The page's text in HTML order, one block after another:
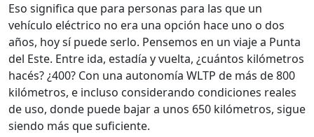
Eso significa que para personas para las que un
vehículo eléctrico no era una opción hace uno o dos
años, hoy sí puede serlo. Pensemos en un viaje a Punta
del Este. Entre ida, estadía y vuelta, ¿cuántos kilómetros
hacés? ¿400? Con una autonomía WLTP de más de 800
kilómetros, e incluso considerando condiciones reales
de uso, donde puede bajar a unos 650 kilómetros, sigue
siendo más que suficiente.